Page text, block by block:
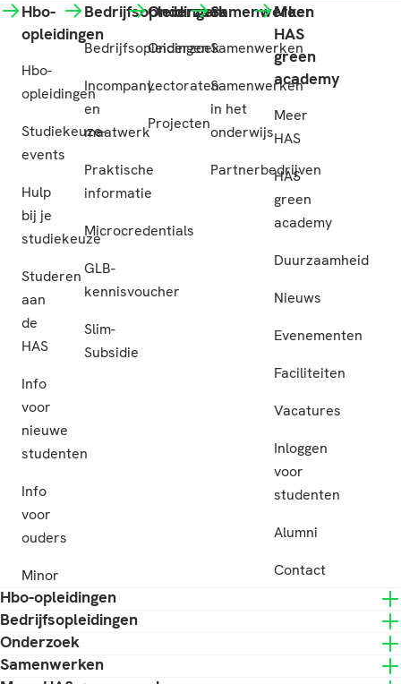
Hbo-
opleidingen
Hbo-
opleidingen
Studiekeuze-
events
Hulp
bij je
studiekeuze
Studeren
aan
de
HAS
Info
voor
nieuwe
studenten
Info
voor
ouders
Minor
Bedrijfsopleidingen
Bedrijfsopleidingen
Incompany
en
maatwerk
Praktische
informatie
Microcredentials
GLB-
kennisvoucher
Slim-
Subsidie
Onderzoek
Onderzoek
Lectoraten
Projecten
Samenwerken
Samenwerken
Samenwerken
in het
onderwijs
Partnerbedrijven
Meer
HAS
green
academy
Meer
HAS
HAS
green
academy
Duurzaamheid
Nieuws
Evenementen
Faciliteiten
Vacatures
Inloggen
voor
studenten
Alumni
Contact
Hbo-opleidingen
Bedrijfsopleidingen
Onderzoek
Samenwerken